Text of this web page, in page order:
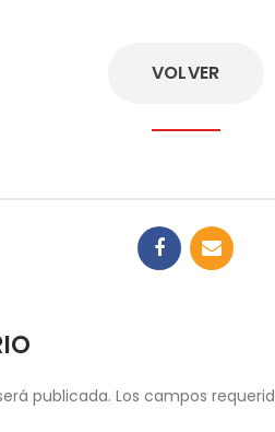
VOLVER
publicada. Los campos